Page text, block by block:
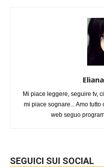
Mi piace leggere, seguire tv,
mi piace sognare... Amo
web seguo
SEGUICI SUI SOCIAL